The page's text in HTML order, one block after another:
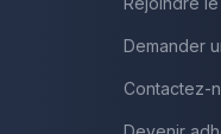
Demander
Contactez-